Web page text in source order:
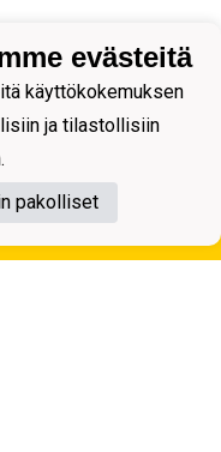
evästeitä
käyttökokemuksen
ja tilastollisiin
pakolliset